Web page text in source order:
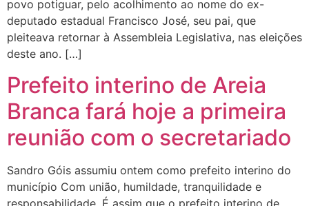
povo potiguar, pelo acolhimento ao nome do ex-
deputado estadual Francisco José, seu pai, que
pleiteava retornar à Assembleia Legislativa, nas eleições
deste ano. […]
Prefeito interino de Areia
Branca fará hoje a primeira
reunião com o secretariado
Sandro Góis assumiu ontem como prefeito interino do
município Com união, humildade, tranquilidade e
responsabilidade. É assim que o prefeito interino de